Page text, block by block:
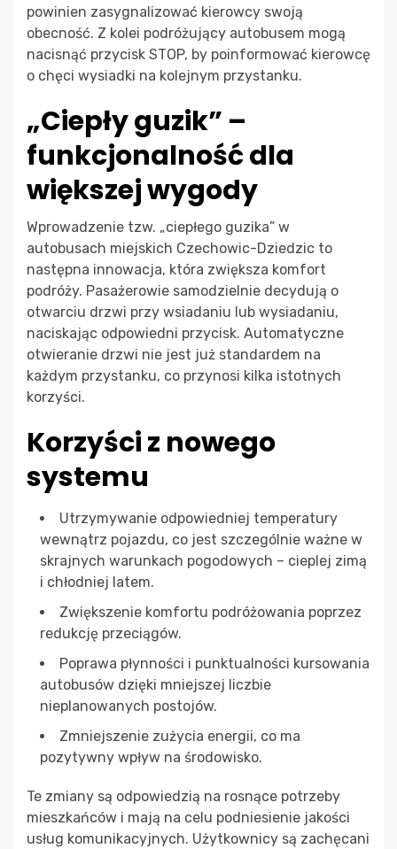
powinien zasygnalizować kierowcy swoją
obecność. Z kolei podróżujący autobusem mogą
nacisnąć przycisk STOP, by poinformować kierowcę
o chęci wysiadki na kolejnym przystanku.
„Ciepły guzik” –
funkcjonalność dla
większej wygody
Wprowadzenie tzw. „ciepłego guzika” w
autobusach miejskich Czechowic-Dziedzic to
następna innowacja, która zwiększa komfort
podróży. Pasażerowie samodzielnie decydują o
otwarciu drzwi przy wsiadaniu lub wysiadaniu,
naciskając odpowiedni przycisk. Automatyczne
otwieranie drzwi nie jest już standardem na
każdym przystanku, co przynosi kilka istotnych
korzyści.
Korzyści z nowego
systemu
Utrzymywanie odpowiedniej temperatury
wewnątrz pojazdu, co jest szczególnie ważne w
skrajnych warunkach pogodowych – cieplej zimą
i chłodniej latem.
Zwiększenie komfortu podróżowania poprzez
redukcję przeciągów.
Poprawa płynności i punktualności kursowania
autobusów dzięki mniejszej liczbie
nieplanowanych postojów.
Zmniejszenie zużycia energii, co ma
pozytywny wpływ na środowisko.
Te zmiany są odpowiedzią na rosnące potrzeby
mieszkańców i mają na celu podniesienie jakości
usług komunikacyjnych. Użytkownicy są zachęcani